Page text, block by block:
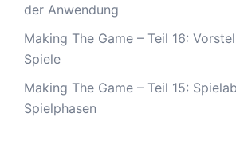
der Anwendung
Making The Game – Teil 16:
Spiele
Making The Game – Teil 15:
Spielphasen